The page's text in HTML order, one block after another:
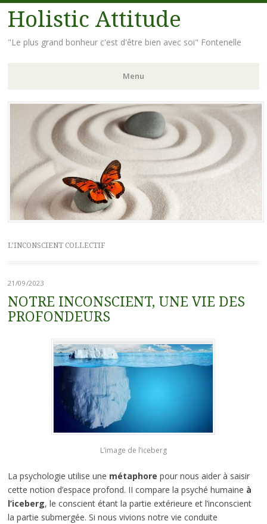
Holistic Attitude
"Le plus grand bonheur c'est d'être bien avec soi" Fontenelle
Menu
Aller
principal
L’INCONSCIENT COLLECTIF
21/09/2023
NOTRE INCONSCIENT, UNE VIE DES
PROFONDEURS
L’image de l’iceberg
La psychologie utilise une métaphore pour nous aider à saisir
cette notion d’espace profond. II compare la psyché humaine à
l’iceberg, le conscient étant la partie extérieure et l’inconscient
la partie submergée. Si nous vivions notre vie conduite